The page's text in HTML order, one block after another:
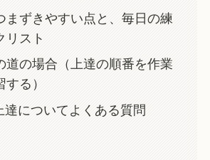
まずきやすい点と、毎日の練
リスト
道の場合（上達の順番を作業
る）
達についてよくある質問